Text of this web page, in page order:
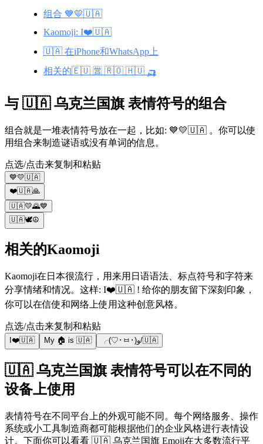
组合 💙💛🇺🇦
Kaomoji: I❤️🇺🇦
🇺🇦 在iPhone和WhatsApp上
相关的🇪🇺 🈺 🇷🇴 🇭🇺 🛺
与 🇺🇦 乌克兰国旗 表情符号的组合
组合就是一堆表情符号放在一起，比如: 💙💛🇺🇦 。你可以使
用组合来制造谜语或没有单词的信息。
点选/点击来复制和粘贴
💙💛🇺🇦
❤️🇺🇦🙏
🇺🇦💛🌄💙
🇺🇦🕊☮️
相关的Kaomoji
Kaomoji在日本很流行，用来用日语语法、标点符号和字符来
分享情绪和情况。这样: I❤️🇺🇦 ! 给你的朋友留下深刻印象，
你可以在信使和网络上使用这种创意风格。
点选/点击来复制和粘贴
I❤️🇺🇦 My 🏠 is 🇺🇦 ╭(♡･ㅂ･)و/🇺🇦
🇺🇦 乌克兰国旗 表情符号可以在不同的
设备上使用
表情符号在不同平台上的外观可能不同。每个网络服务、操作
系统或小工具制造商都可能根据他们的企业风格进行表情设
计。下面你可以看看 🇺🇦 乌克兰国旗 Emoji在大多数流行平